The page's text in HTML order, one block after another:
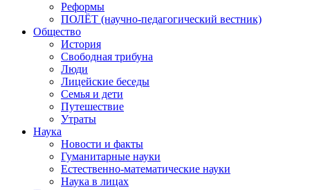
Реформы
ПОЛЁТ (научно-педагогический вестник)
Общество
История
Свободная трибуна
Люди
Лицейские беседы
Семья и дети
Путешествие
Утраты
Наука
Новости и факты
Гуманитарные науки
Естественно-математические науки
Наука в лицах